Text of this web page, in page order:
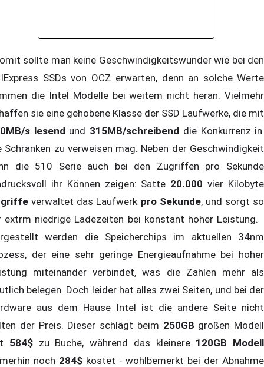
sollte man keine Geschwindigkeitswunder wie bei den
SSDs von OCZ erwarten, denn an solche Werte
die Intel Modelle bei weitem nicht heran. Vielmehr
sie eine gehobene Klasse der SSD Laufwerke, die mit
s lesend und 315MB/schreibend die Konkurrenz in
Schranken zu verweisen mag. Neben der Geschwindigkeit
die 510 Serie auch bei den Zugriffen pro Sekunde
ihr Können zeigen: Satte 20.000 vier Kilobyte
verwaltet das Laufwerk pro Sekunde, und sorgt so
extrm niedrige Ladezeiten bei konstant hoher Leistung.
werden die Speicherchips im aktuellen 34nm
der eine sehr geringe Energieaufnahme bei hoher
miteinander verbindet, was die Zahlen mehr als
belegen. Doch leider hat alles zwei Seiten, und bei der
aus dem Hause Intel ist die andere Seite nicht
der Preis. Dieser schlägt beim 250GB großen Modell
584$zu Buche, während das kleinere120GB Modell
noch 284$kostet - wohlbemerkt bei der Abnahme